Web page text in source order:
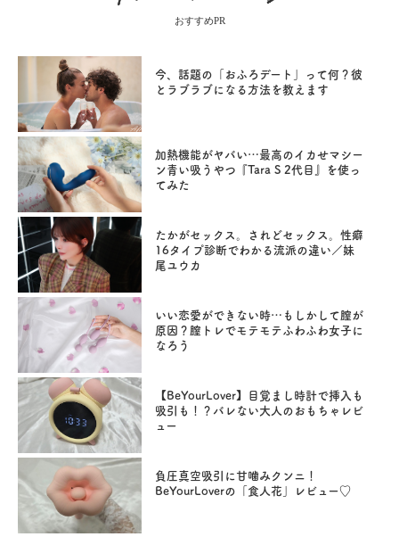
おすすめPR
今、話題の「おふろデート」って何？彼
とラブラブになる方法を教えます
加熱機能がヤバい…最高のイカせマシー
ン青い吸うやつ『Tara S 2代目』を使っ
てみた
たかがセックス。されどセックス。性癖
16タイプ診断でわかる流派の違い／妹
尾ユウカ
いい恋愛ができない時…もしかして膣が
原因？膣トレでモテモテふわふわ女子に
なろう
【BeYourLover】目覚まし時計で挿入も
吸引も！？バレない大人のおもちゃレビ
ュー
負圧真空吸引に甘噛みクンニ！
BeYourLoverの「食人花」レビュー♡